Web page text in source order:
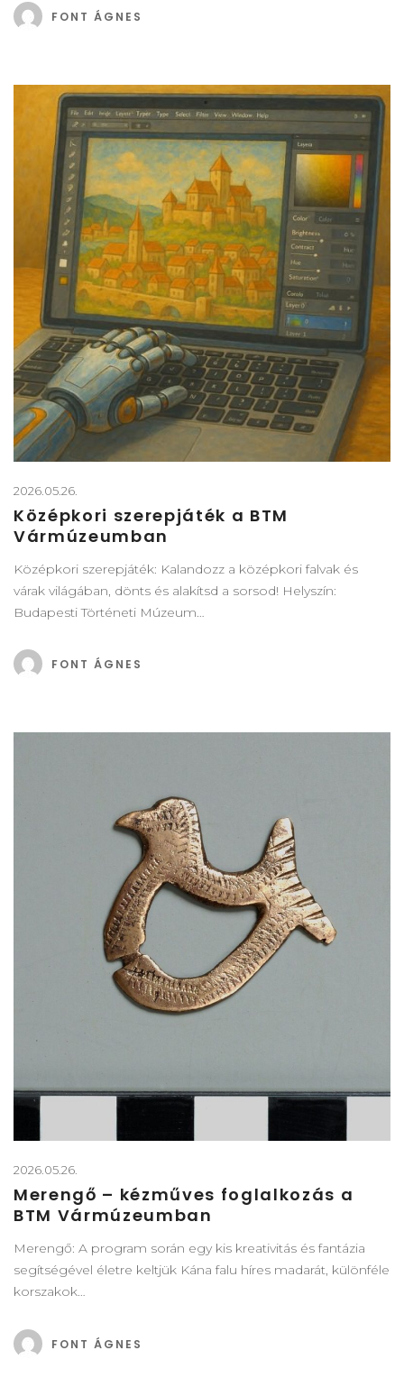
FONT ÁGNES
2026.05.26.
Középkori szerepjáték a BTM
Vármúzeumban
Középkori szerepjáték: Kalandozz a középkori falvak és
várak világában, dönts és alakítsd a sorsod! Helyszín:
Budapesti Történeti Múzeum…
FONT ÁGNES
2026.05.26.
Merengő – kézműves foglalkozás a
BTM Vármúzeumban
Merengő: A program során egy kis kreativitás és fantázia
segítségével életre keltjük Kána falu híres madarát, különféle
korszakok…
FONT ÁGNES